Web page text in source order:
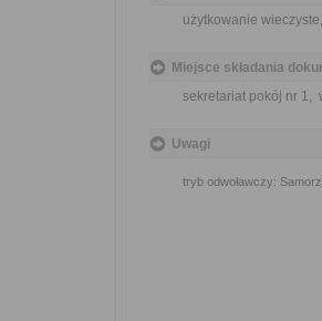
użytkowanie
Miejsce składania
sekretariat pokój nr 1,
Uwagi
tryb odwoławczy: